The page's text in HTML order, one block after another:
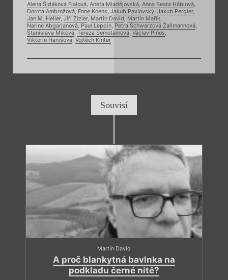
Alena Šidáková Fialová, Aneta Mladějovská, Anna Beata Háblová,
Dorota Ambrožová, Enne Koens, Jakub Pavlovský, Jakub Pergler,
Jan M. Heller, Jiří Zizler, Martin David, Martin Mařík,
Narine Abgarjanová, Paul Leppin, Petra Schwarzová Žallmannová,
Stanislava Miková, Tereza Semotamová, Václav Piňos,
Viktorie Hanišová, Vojtěch Kinter
Souvisí
Martin David
A proč blankytná bavlnka na
podkladu černé nitě?